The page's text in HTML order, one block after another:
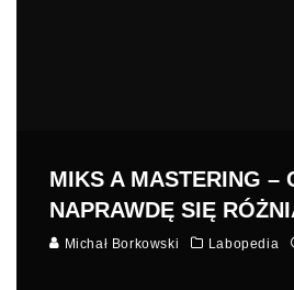
MIKS A MASTERING –
NAPRAWDĘ SIĘ
Michał Borkowski Labopedia